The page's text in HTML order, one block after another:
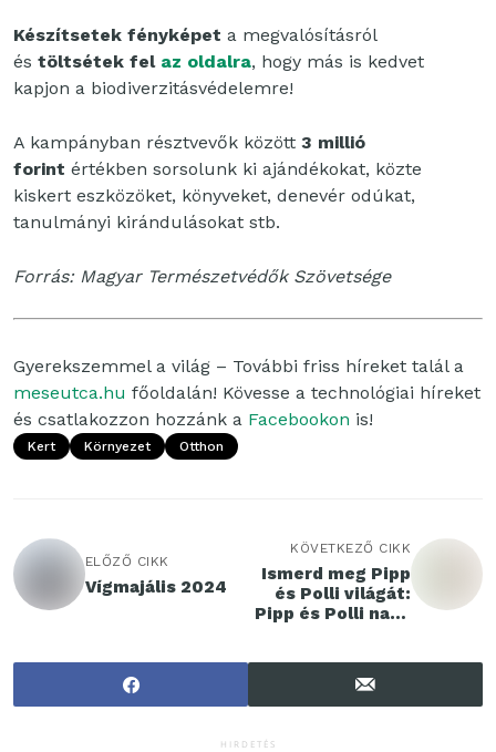
Készítsetek fényképet a megvalósításról
és töltsétek fel az oldalra, hogy más is kedvet
kapjon a biodiverzitásvédelemre!
A kampányban résztvevők között 3 millió
forint értékben sorsolunk ki ajándékokat, közte
kiskert eszközöket, könyveket, denevér odúkat,
tanulmányi kirándulásokat stb.
Forrás: Magyar Természetvédők Szövetsége
Gyerekszemmel a világ – További friss híreket talál a
meseutca.hu főoldalán! Kövesse a technológiai híreket
és csatlakozzon hozzánk a Facebookon is!
Kert Környezet Otthon
ELŐZŐ CIKK
Vígmajális 2024
KÖVETKEZŐ CIKK
Ismerd meg Pipp
és Polli világát:
Pipp és Polli nagy
HIRDETÉS